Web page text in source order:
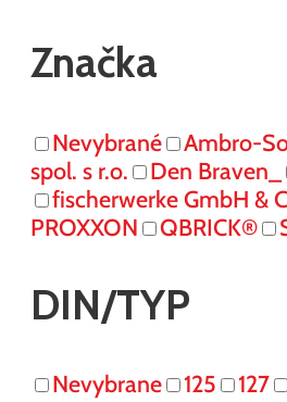
Značka
Nevybrané Ambro-
spol. s r.o.
Den Braven_
fischerwerke GmbH &
PROXXON
QBRICK®
DIN/TYP
Nevybrane 125 127